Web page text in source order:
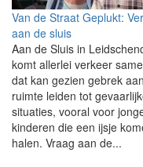
Van de Straat Geplukt:
aan de sluis
Aan de Sluis in
komt allerlei verkeer
dat kan gezien gebrek aan
ruimte leiden tot
situaties, vooral voor
kinderen die een ijsje
halen. Vraag aan de...